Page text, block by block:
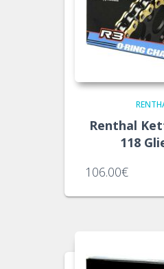
Renthal
118
106.00€